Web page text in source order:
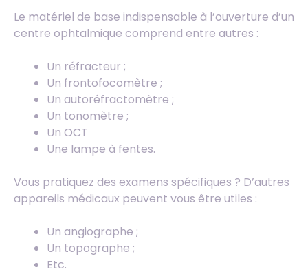
Le matériel de base indispensable à l’ouverture d’un
centre ophtalmique comprend entre autres :
Un réfracteur ;
Un frontofocomètre ;
Un autoréfractomètre ;
Un tonomètre ;
Un OCT
Une lampe à fentes.
Vous pratiquez des examens spécifiques ? D’autres
appareils médicaux peuvent vous être utiles :
Un angiographe ;
Un topographe ;
Etc.